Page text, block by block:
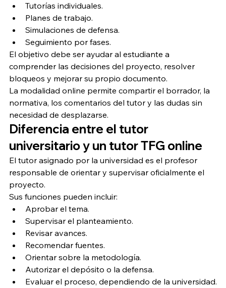
Tutorías individuales.
Planes de trabajo.
Simulaciones de defensa.
Seguimiento por fases.
El objetivo debe ser ayudar al estudiante a
comprender las decisiones del proyecto, resolver
bloqueos y mejorar su propio documento.
La modalidad online permite compartir el borrador, la
normativa, los comentarios del tutor y las dudas sin
necesidad de desplazarse.
Diferencia entre el tutor
universitario y un tutor TFG online
El tutor asignado por la universidad es el profesor
responsable de orientar y supervisar oficialmente el
proyecto.
Sus funciones pueden incluir:
Aprobar el tema.
Supervisar el planteamiento.
Revisar avances.
Recomendar fuentes.
Orientar sobre la metodología.
Autorizar el depósito o la defensa.
Evaluar el proceso, dependiendo de la universidad.